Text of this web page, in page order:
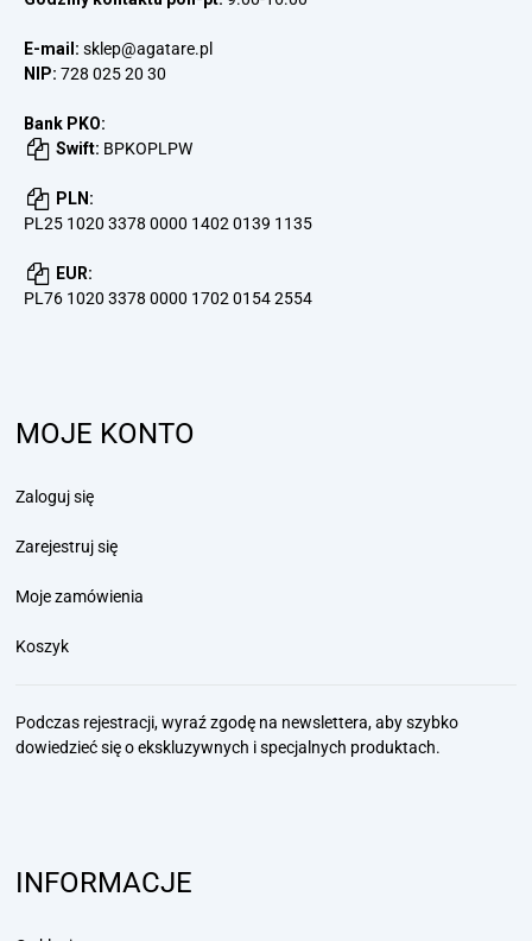
E-mail: sklep@agatare.pl
NIP: 728 025 20 30
Bank PKO:
Swift: BPKOPLPW
PLN:
PL25 1020 3378 0000 1402 0139 1135
EUR:
PL76 1020 3378 0000 1702 0154 2554
MOJE KONTO
Zaloguj się
Zarejestruj się
Moje zamówienia
Koszyk
Podczas rejestracji, wyraź zgodę na newslettera, aby szybko
dowiedzieć sięo ekskluzywnych i specjalnych produktach.
INFORMACJE